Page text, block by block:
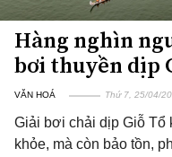
Hàng nghìn
bơi thuyền dịp
VĂN HOÁ Thứ 7, 25/04/
Giải bơi chải dịp Giỗ Tổ
khỏe, mà còn bảo tồn,